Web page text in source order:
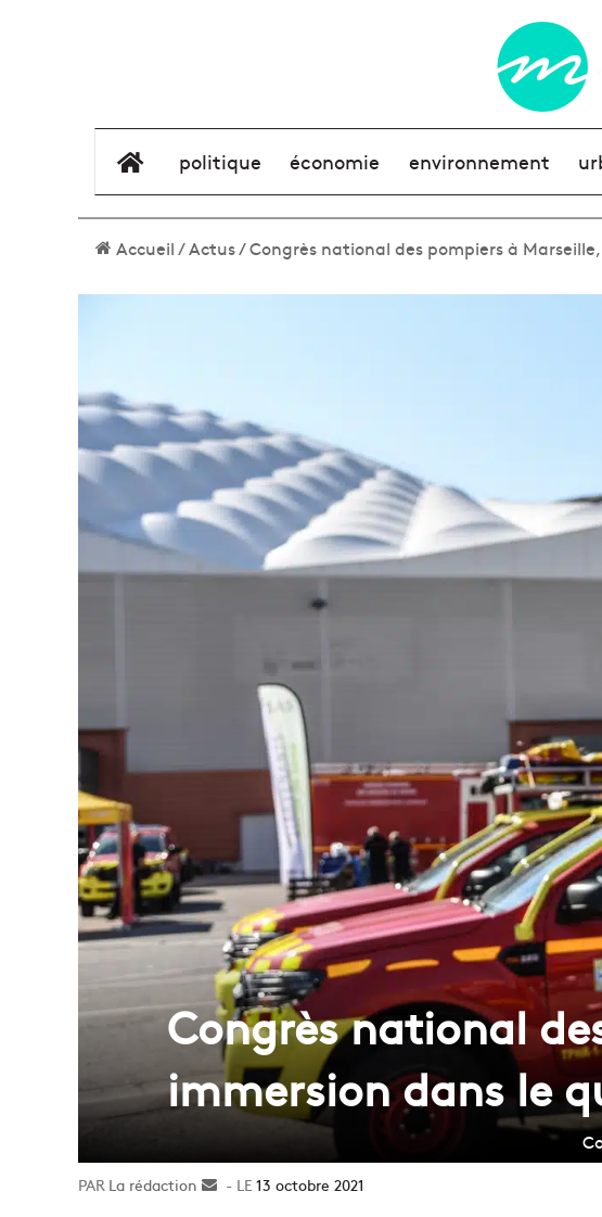
élément de menu
politique économie environnement
Accueil/Actus/Congrès national des pompiers à
Congrès national
immersion dans le
La rédaction
Envoyer13 octobre 2021